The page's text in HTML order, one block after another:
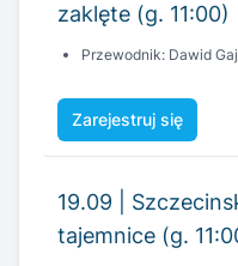
zaklęte (g. 11:00)
Przewodnik: Dawid
Zarejestruj się
19.09 |
tajemnice (g.